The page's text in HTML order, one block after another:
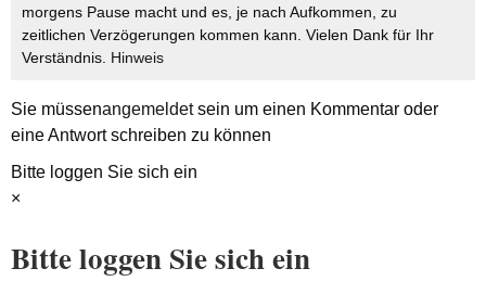
morgens Pause macht und es, je nach Aufkommen, zu
zeitlichen Verzögerungen kommen kann. Vielen Dank für Ihr
Verständnis. Hinweis
Sie müssenangemeldetsein um einen Kommentar oder
eine Antwort schreiben zu können
Bitte loggen Sie sich ein
×
Bitte loggen Sie sich ein